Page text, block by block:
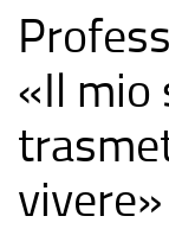
«Il mio
vivere»